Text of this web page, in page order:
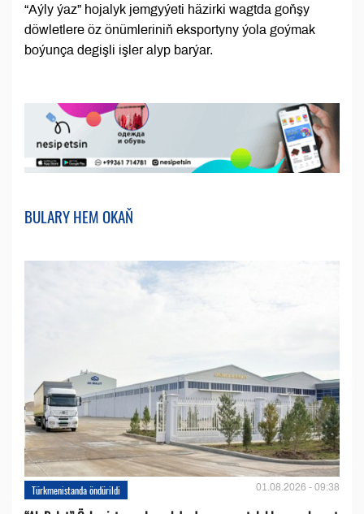
“Aýly ýaz” hojalyk jemgyýeti häzirki wagtda goňşy
döwletlere öz önümleriniň eksportyny ýola goýmak
boýunça degişli işler alyp barýar.
BULARY HEM OKAŇ
Türkmenistanda öndürildi 01.08.2026 - 09:38